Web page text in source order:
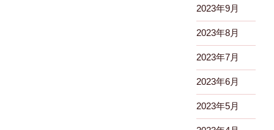
2023年9月
2023年8月
2023年7月
2023年6月
2023年5月